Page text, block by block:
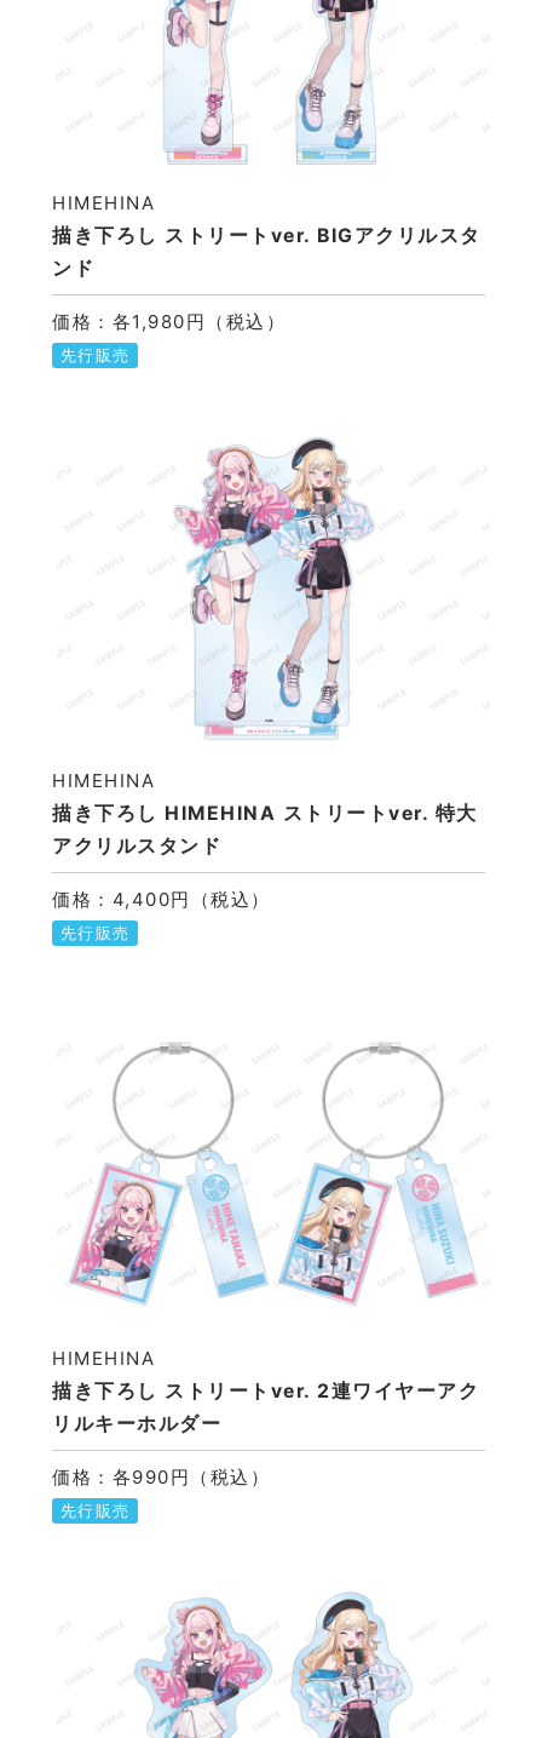
描き下ろし ストリートver. BIGアクリルスタ
ンド
HIMEHINA
価格：各1,980円（税込）
先行販売
描き下ろし HIMEHINA ストリートver. 特大
アクリルスタンド
HIMEHINA
価格：4,400円（税込）
先行販売
描き下ろし ストリートver. 2連ワイヤーアク
リルキーホルダー
HIMEHINA
価格：各990円（税込）
先行販売